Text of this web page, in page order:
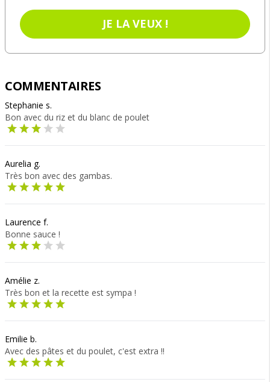
JE LA VEUX !
COMMENTAIRES
Stephanie s.
Bon avec du riz et du blanc de poulet
Aurelia g.
Très bon avec des gambas.
Laurence f.
Bonne sauce !
Amélie z.
Très bon et la recette est sympa !
Emilie b.
Avec des pâtes et du poulet, c'est extra !!